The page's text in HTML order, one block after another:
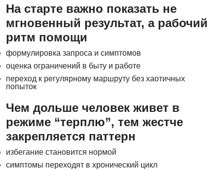
На старте важно показать не
мгновенный результат, а рабочий
ритм помощи
формулировка запроса и симптомов
оценка ограничений в быту и работе
переход к регулярному маршруту без хаотичных
попыток
Чем дольше человек живет в
режиме “терплю”, тем жестче
закрепляется паттерн
избегание становится нормой
симптомы переходят в хронический цикл